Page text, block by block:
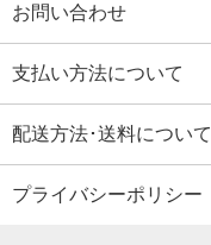
お問い合わせ
支払い方法について
配送方法･送料について
プライバシーポリシー